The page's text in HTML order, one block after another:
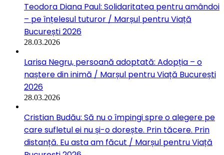
Teodora Diana Paul: Solidaritatea pentru amândoi
– pe înțelesul tuturor / Marșul pentru Viață
București 2026
28.03.2026
Larisa Negru, persoană adoptată: Adopția – o
naștere din inimă / Marșul pentru Viață București
2026
28.03.2026
Cristian Budău: Să nu o împingi spre o alegere pe
care sufletul ei nu și-o dorește. Prin tăcere. Prin
distanță. Eu asta am făcut / Marșul pentru Viață